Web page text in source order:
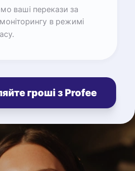
ваші перекази за
в режимі
гроші з Profee